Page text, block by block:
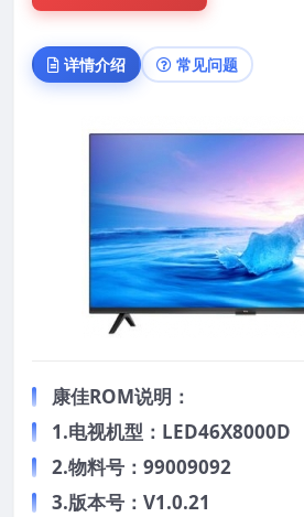
详情介绍 常见问题
康佳ROM说明：
1.电视机型：LED46X8000D
2.物料号：99009092
3.版本号：V1.0.21